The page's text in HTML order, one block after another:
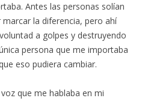
Antes las personas solían
la diferencia, pero ahí
a golpes y destruyendo
persona que me importaba
eso pudiera cambiar.
que me hablaba en mi